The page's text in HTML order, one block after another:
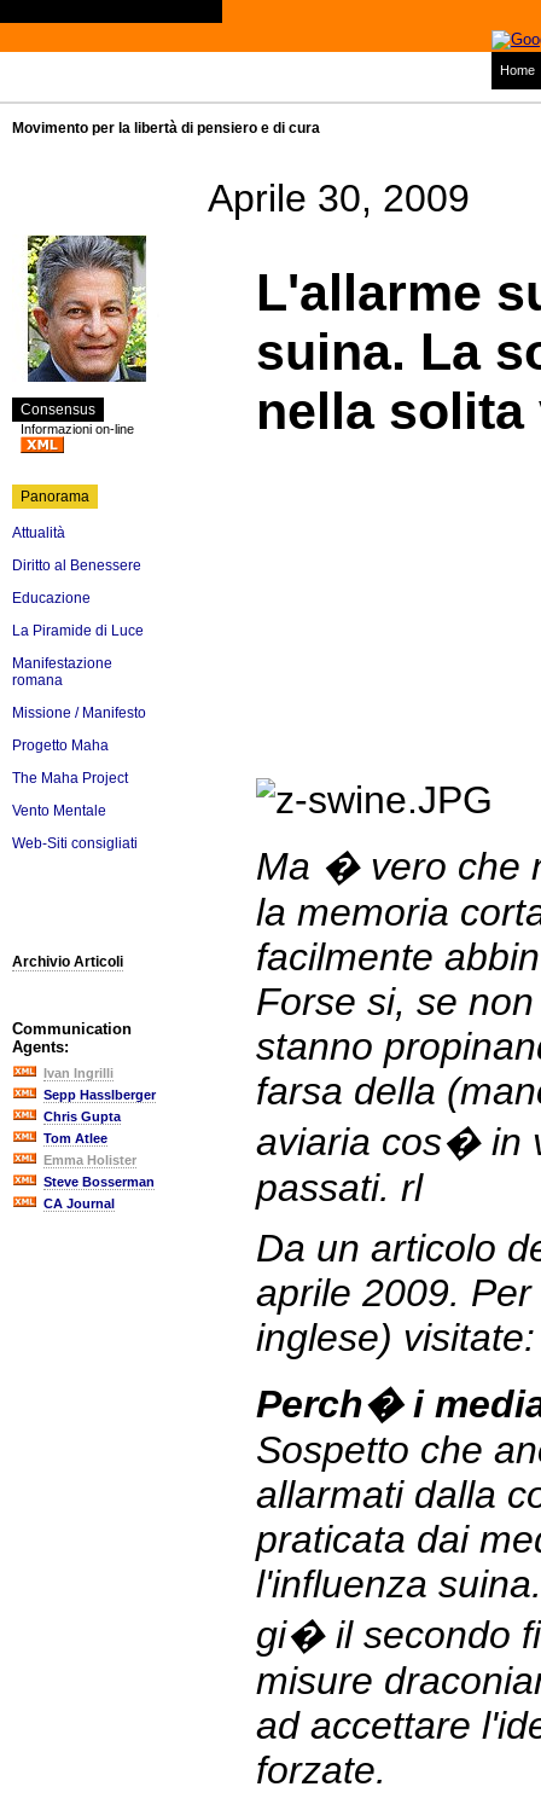
Home
Movimento per la libertà di pensiero e di cura
Consensus
Informazioni on-line
Panorama
Attualità
Diritto al Benessere
Educazione
La Piramide di Luce
Manifestazione
romana
Missione / Manifesto
Progetto Maha
The Maha Project
Vento Mentale
Web-Siti consigliati
Archivio Articoli
Communication
Agents:
Ivan Ingrilli
Sepp Hasslberger
Chris Gupta
Tom Atlee
Emma Holister
Steve Bosserman
CA Journal
Aprile 30, 2009
L'allarme
suina. La
nella solita
Ma � vero che
la memoria
facilmente
Forse si, se
stanno
farsa della
aviaria cos� in
passati. rl
Da un articolo
aprile 2009.
inglese)
Perch� i
Sospetto che
allarmati dalla
praticata dai
l'influenza
gi� il secondo
misure
ad accettare
forzate.